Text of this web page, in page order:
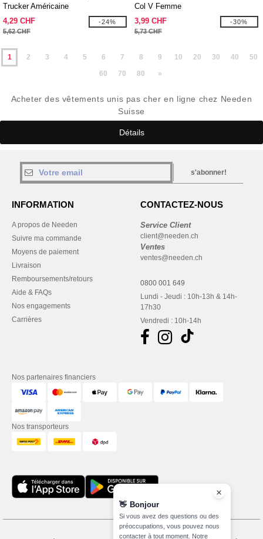
Trucker Américaine
4,29 CHF
5,62 CHF
-24%
Col V Femme
3,99 CHF
5,73 CHF
-30%
1 2 3 4 5 6 7 8 9 10 20 30 40
50
60
70 80 »
Acheter des vêtements unis pas cher en ligne chez Needen
Suisse
Détails
s'abonner!
INFORMATION
A propos de Needen
Suivre ma commande
Moyens de paiement
Livraison
Remboursements/retours
Aide & FAQs
Nos engagements
Carrières
CONTACTEZ-NOUS
Service Client
client@needen.ch
Ventes
ventes@needen.ch
0800 001 649
Lundi - Jeudi : 10h-13h & 14h-
17h30
Vendredi : 10h-14h
Nos partenaires financiers
Nos transporteurs
👋 Bonjour
Si vous avez des questions ou des
préoccupations, vous pouvez nous
contacter à tout moment. Notre